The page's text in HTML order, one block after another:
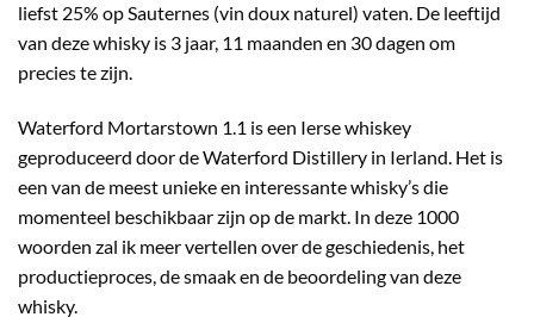
liefst 25% op Sauternes (vin doux naturel) vaten. De leeftijd
van deze whisky is 3 jaar, 11 maanden en 30 dagen om
precies te zijn.
Waterford Mortarstown 1.1 is een Ierse whiskey
geproduceerd door de Waterford Distillery in Ierland. Het is
een van de meest unieke en interessante whisky’s die
momenteel beschikbaar zijn op de markt. In deze 1000
woorden zal ik meer vertellen over de geschiedenis, het
productieproces, de smaak en de beoordeling van deze
whisky.